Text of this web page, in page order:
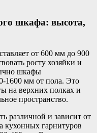
шкафа: высота,
от 600 мм до 900
росту хозяйки и
шкафы
1600 мм от пола. Это
на верхних полках и
пространство.
различной и зависит от
кухонных гарнитуров